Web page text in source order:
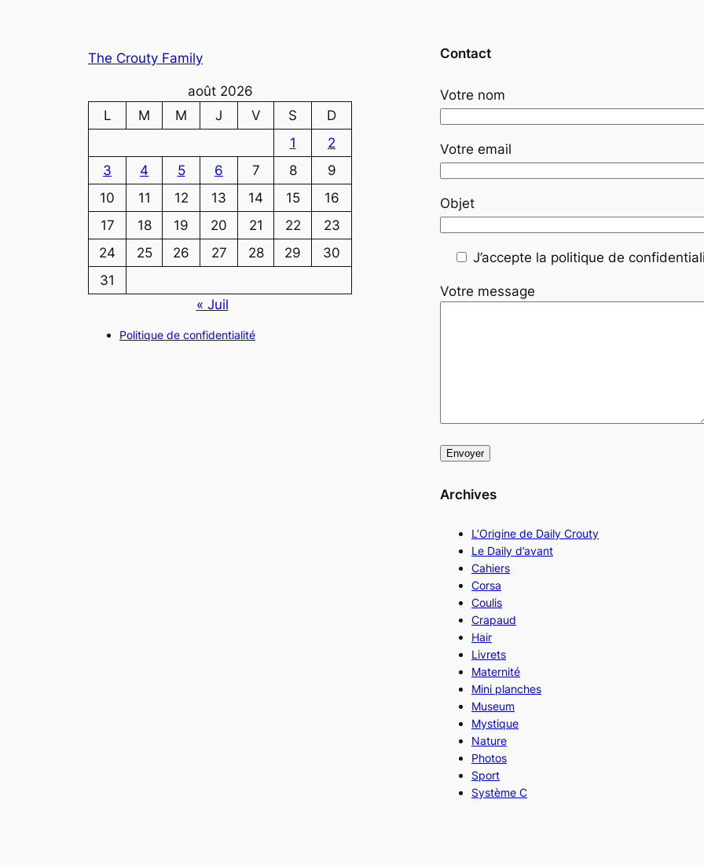
The Crouty Family
août 2026
L
M M J V S
D
1
2
3
4 5 6 7 8
9
10
11 12 13 14 15
16
17
18 19 20 21 22
23
24
25 26 27 28 29
30
31
« Juil
Politique de confidentialité
Contact
Votre nom
Votre email
Objet
J’accepte la politique de
Votre message
Archives
L’Origine de Daily Crouty
Le Daily d’avant
Cahiers
Corsa
Coulis
Crapaud
Hair
Livrets
Maternité
Mini planches
Museum
Mystique
Nature
Photos
Sport
Système C